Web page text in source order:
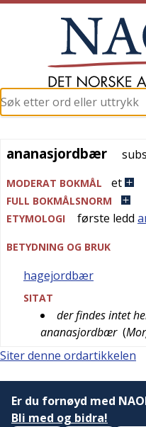
ananasjordbær
MODERAT BOKMÅL et
FULL BOKMÅLSNORM
ETYMOLOGI
første ledd
BETYDNING OG BRUK
hagejordbær
SITAT
der findes intet
ananasjordbær (
Siter denne ordartikkelen
Er du fornøyd med
Bli med og bidra!